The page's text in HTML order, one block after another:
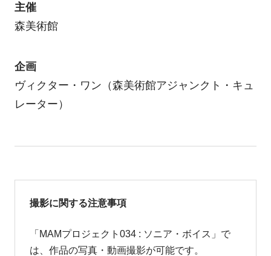
主催
森美術館
企画
ヴィクター・ワン（森美術館アジャンクト・キュ
レーター）
撮影に関する注意事項
「MAMプロジェクト034 : ソニア・ボイス」で
は、作品の写真・動画撮影が可能です。